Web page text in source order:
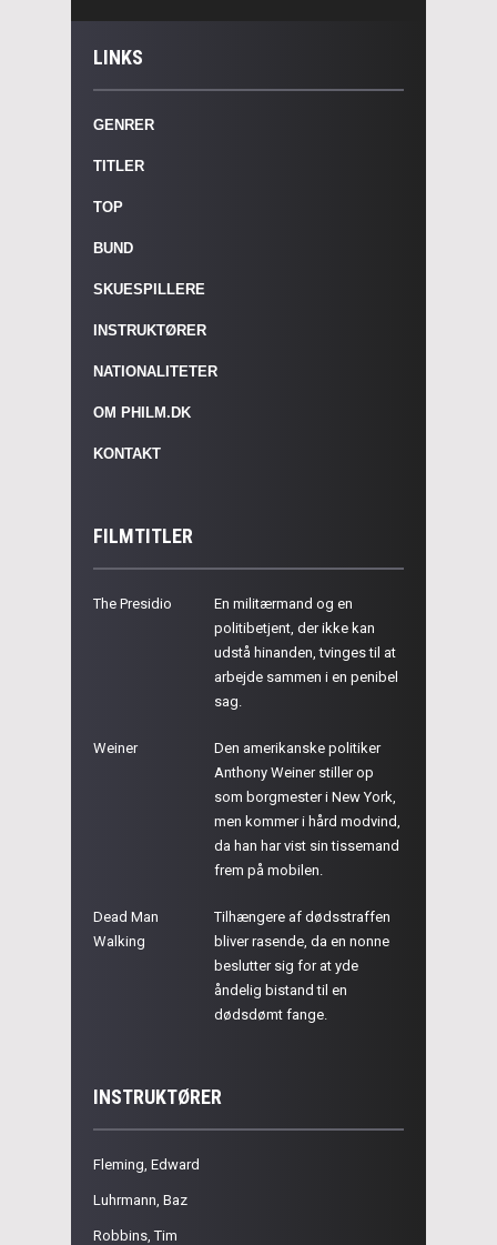
LINKS
GENRER
TITLER
TOP
BUND
SKUESPILLERE
INSTRUKTØRER
NATIONALITETER
OM PHILM.DK
KONTAKT
FILMTITLER
The Presidio
En militærmand og en
politibetjent, der ikke kan
udstå hinanden, tvinges til at
arbejde sammen i en penibel
sag.
Weiner
Den amerikanske politiker
Anthony Weiner stiller op
som borgmester i New York,
men kommer i hård modvind,
da han har vist sin tissemand
frem på mobilen.
Dead Man
Walking
Tilhængere af dødsstraffen
bliver rasende, da en nonne
beslutter sig for at yde
åndelig bistand til en
dødsdømt fange.
INSTRUKTØRER
Fleming, Edward
Luhrmann, Baz
Robbins, Tim